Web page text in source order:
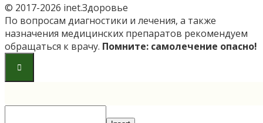
© 2017-2026 inet.Здоровье
По вопросам диагностики и лечения, а также
назначения медицинских препаратов рекомендуем
обращаться к врачу. Помните: самолечение опасно!